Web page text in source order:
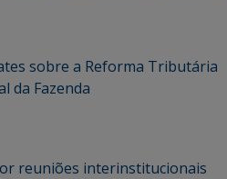
sobre a Reforma Tributária
da Fazenda
reuniões interinstitucionais